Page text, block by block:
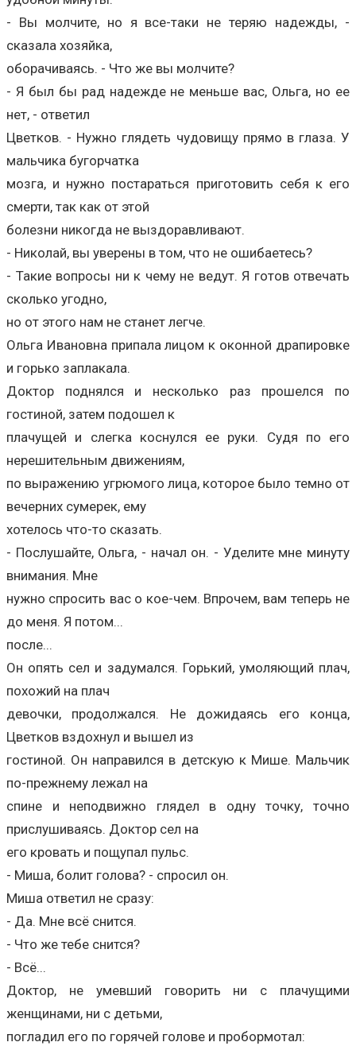
- Вы молчите, но я все-таки не теряю надежды, -
сказала хозяйка,
оборачиваясь. - Что же вы молчите?
- Я был бы рад надежде не меньше вас, Ольга, но ее
нет, - ответил
Цветков. - Нужно глядеть чудовищу прямо в глаза. У
мальчика бугорчатка
мозга, и нужно постараться приготовить себя к его
смерти, так как от этой
болезни никогда не выздоравливают.
- Николай, вы уверены в том, что не ошибаетесь?
- Такие вопросы ни к чему не ведут. Я готов отвечать
сколько угодно,
но от этого нам не станет легче.
Ольга Ивановна припала лицом к оконной драпировке
и горько заплакала.
Доктор поднялся и несколько раз прошелся по
гостиной, затем подошел к
плачущей и слегка коснулся ее руки. Судя по его
нерешительным движениям,
по выражению угрюмого лица, которое было темно от
вечерних сумерек, ему
хотелось что-то сказать.
- Послушайте, Ольга, - начал он. - Уделите мне минуту
внимания. Мне
нужно спросить вас о кое-чем. Впрочем, вам теперь не
до меня. Я потом...
после...
Он опять сел и задумался. Горький, умоляющий плач,
похожий на плач
девочки, продолжался. Не дожидаясь его конца,
Цветков вздохнул и вышел из
гостиной. Он направился в детскую к Мише. Мальчик
по-прежнему лежал на
спине и неподвижно глядел в одну точку, точно
прислушиваясь. Доктор сел на
его кровать и пощупал пульс.
- Миша, болит голова? - спросил он.
Миша ответил не сразу:
- Да. Мне всё снится.
- Что же тебе снится?
- Всё...
Доктор, не умевший говорить ни с плачущими
женщинами, ни с детьми,
погладил его по горячей голове и пробормотал: